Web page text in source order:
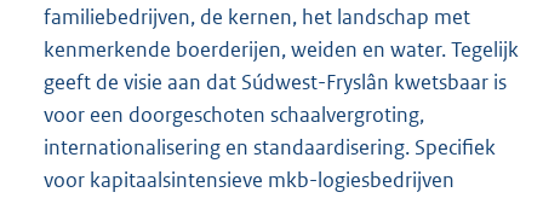
familiebedrijven, de kernen, het landschap met
kenmerkende boerderijen, weiden en water. Tegelijk
geeft de visie aan dat Súdwest-Fryslân kwetsbaar is
voor een doorgeschoten schaalvergroting,
internationalisering en standaardisering. Specifiek
voor kapitaalsintensieve mkb-logiesbedrijven